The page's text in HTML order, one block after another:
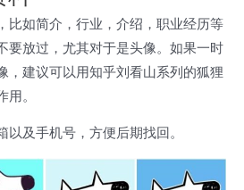
比如简介，行业，介绍，职业经历等
要放过，尤其对于是头像。如果一时
，建议可以用知乎刘看山系列的狐狸
。
以及手机号，方便后期找回。